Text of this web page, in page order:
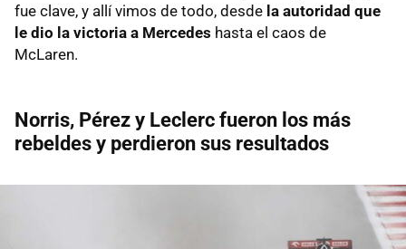
fue clave, y allí vimos de todo, desde la autoridad que
le dio la victoria a Mercedes hasta el caos de
McLaren.
Norris, Pérez y Leclerc fueron los más
rebeldes y perdieron sus resultados